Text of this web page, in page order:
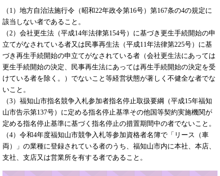
（1）地方自治法施行令（昭和22年政令第16号）第167条の4の規定に
該当しない者であること。
（2）会社更生法（平成14年法律第154号）に基づき更生手続開始の申
立てがなされている者又は民事再生法（平成11年法律第225号）に基
づき再生手続開始の申立てがなされている者（会社更生法にあっては
更生手続開始の決定、民事再生法にあっては再生手続開始の決定を受
けている者を除く。）でないこと等経営状態が著しく不健全な者でな
いこと。
（3）福知山市指名競争入札参加者指名停止取扱要綱（平成15年福知
山市告示第137号）に定める指名停止基準その他国等契約実施機関が
定める指名停止基準に基づく指名停止の措置期間中の者でないこと。
（4）令和4年度福知山市競争入札等参加資格者名簿で「リース（車
両）」の業種に登録されている者のうち、福知山市内に本社、本店、
支社、支店又は営業所を有する者であること。